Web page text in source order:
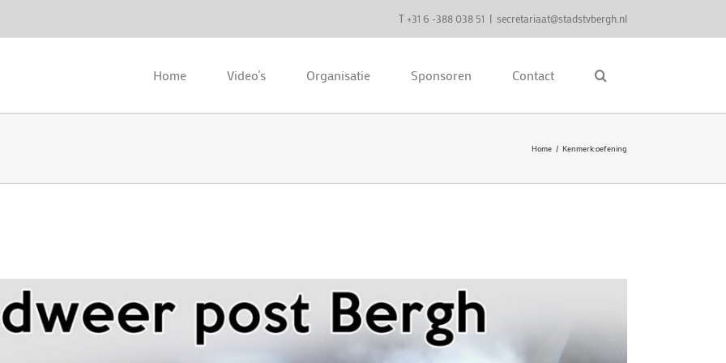
T +31 6 -388 038 51 | secretariaat@stadstvbergh.nl
Home Video’s Organisatie Sponsoren Contact
Home Kenmerk:oefening